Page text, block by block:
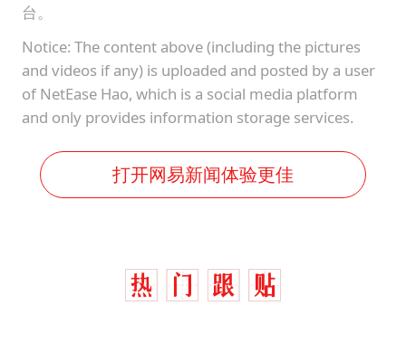
台。
Notice: The content above (including the pictures
and videos if any) is uploaded and posted by a user
of NetEase Hao, which is a social media platform
and only provides information storage services.
打开网易新闻体验更佳